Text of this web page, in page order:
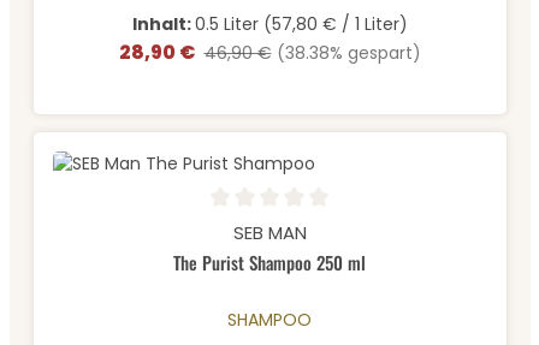
Inhalt:0.5 Liter (57,80 € / 1 Liter)
Verkaufspreis:
28,90 € Regulärer Preis:
46,90 € (38.38% gespart)
Durchschnittliche Bewertung von 0 von 5 Sternen
SEB MAN
The Purist Shampoo 250 ml
SHAMPOO